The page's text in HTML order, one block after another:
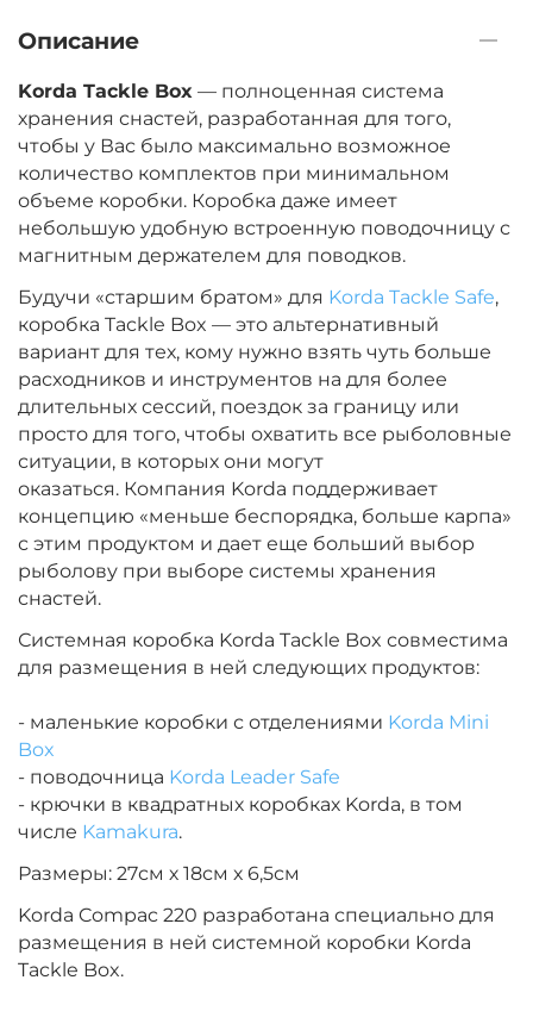
Описание
Korda Tackle Box — полноценная система
хранения снастей, разработанная для того,
чтобы у Вас было максимально возможное
количество комплектов при минимальном
объеме коробки. Коробка даже имеет
небольшую удобную встроенную поводочницу с
магнитным держателем для поводков.
Будучи «старшим братом» для Korda Tackle Safe,
коробка Tackle Box — это альтернативный
вариант для тех, кому нужно взять чуть больше
расходников и инструментов на для более
длительных сессий, поездок за границу или
просто для того, чтобы охватить все рыболовные
ситуации, в которых они могут
оказаться. Компания Korda поддерживает
концепцию «меньше беспорядка, больше карпа»
с этим продуктом и дает еще больший выбор
рыболову при выборе системы хранения
снастей.
Системная коробка Korda Tackle Box совместима
для размещения в ней следующих продуктов:
- маленькие коробки с отделениями Korda Mini
Box
- поводочница Korda Leader Safe
- крючки в квадратных коробках Korda, в том
числе Kamakura.
Размеры: 27см х 18см х 6,5см
Korda Compac 220 разработана специально для
размещения в ней системной коробки Korda
Tackle Box.